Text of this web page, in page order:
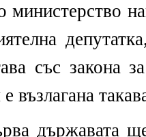
министерство
със закона
възлагана
държавата